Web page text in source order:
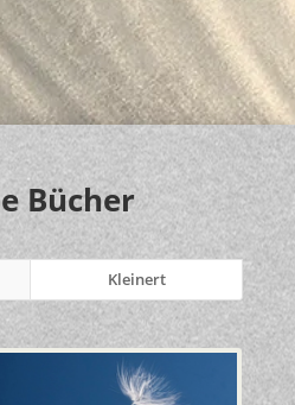
Bücher
Kleinert